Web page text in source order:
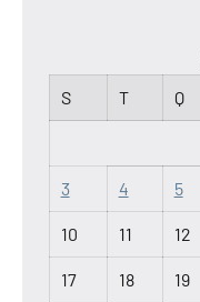
S
T Q
3 4 5
10 11 12
17 18 19